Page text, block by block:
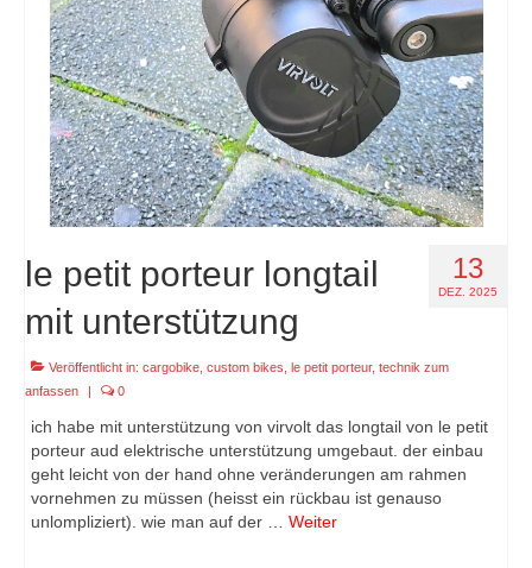
13
DEZ. 2025
le petit porteur longtail
mit unterstützung
Veröffentlicht in: cargobike custom bikes le petit porteur, technik zum
anfassen
| 0
ich habe mit unterstützung von virvolt das longtail von le petit
porteur aud elektrische unterstützung umgebaut. der einbau
geht leicht von der hand ohne veränderungen am rahmen
vornehmen zu müssen (heisst ein rückbau ist genauso
unlompliziert). wie man auf der … Weiter